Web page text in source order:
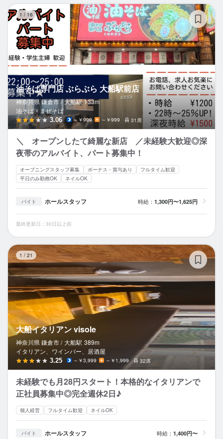
1 /16
油そば専門店 ぶらぶら 大船駅前店
神奈川県 鎌倉市 / 大船駅 133m
油そば・まぜそば
3.06 ～￥999 ～￥999 31席
＼ オープンしたて綺麗な新店 ／未経験大歓迎◎深
夜帯のアルバイト、パート募集中！
オープニングスタッフ募集 ボーナス・賞与あり
フルタイム歓迎
平日のみ勤務OK
ネイルOK
バイト ホールスタッフ 時給： 1,300円〜1,625円
最終更新日：30日以上前
1 / 21
大船イタリアン visole
神奈川県 鎌倉市 / 大船駅 389m
イタリアン、ワインバー、居酒屋
3.25 ～￥3,999 ～￥1,999 32席
未経験でも月28円スタート！本格的なイタリアンで
正社員募集中◎完全週休2日♪
個人経営 フルタイム歓迎 ネイルOK
バイト ホールスタッフ 時給： 1,400円〜